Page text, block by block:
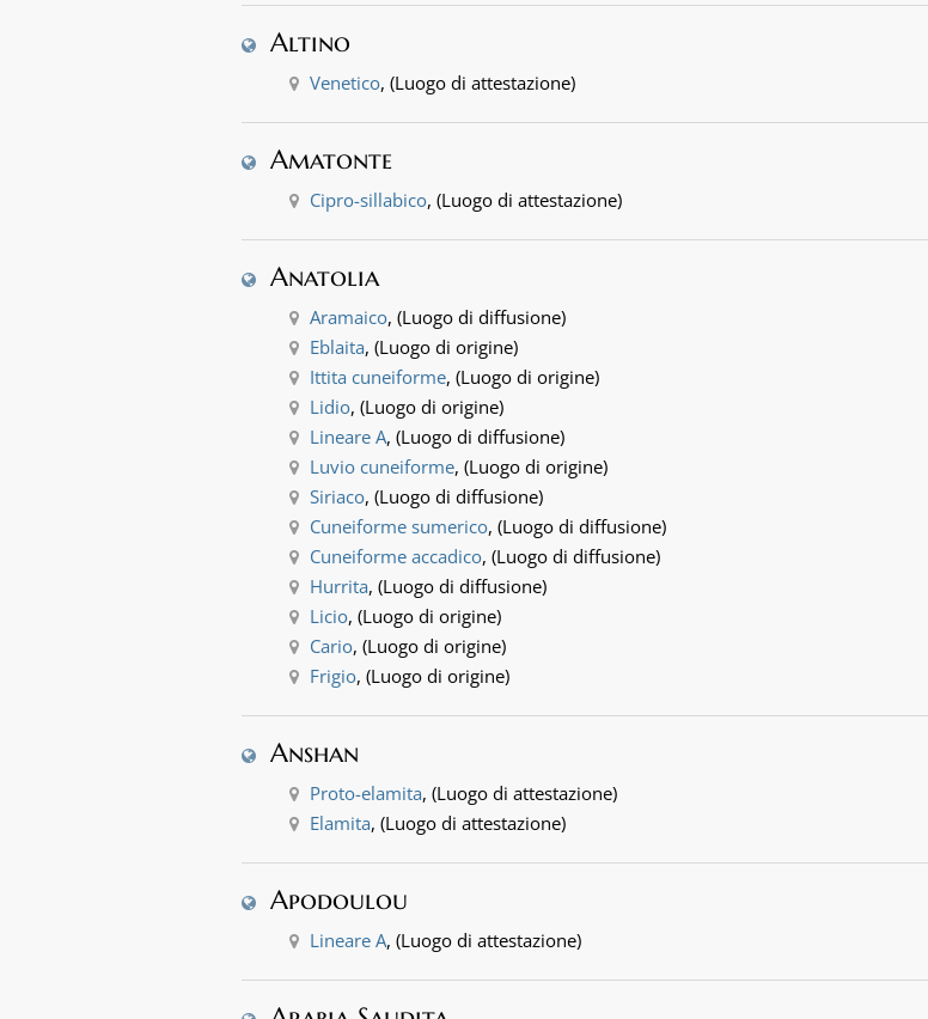
Altino
Venetico, (Luogo di attestazione)
Amatonte
Cipro-sillabico, (Luogo di attestazione)
Anatolia
Aramaico, (Luogo di diffusione)
Eblaita, (Luogo di origine)
Ittita cuneiforme, (Luogo di origine)
Lidio, (Luogo di origine)
Lineare A, (Luogo di diffusione)
Luvio cuneiforme, (Luogo di origine)
Siriaco, (Luogo di diffusione)
Cuneiforme sumerico, (Luogo di diffusione)
Cuneiforme accadico, (Luogo di diffusione)
Hurrita, (Luogo di diffusione)
Licio, (Luogo di origine)
Cario, (Luogo di origine)
Frigio, (Luogo di origine)
Anshan
Proto-elamita, (Luogo di attestazione)
Elamita, (Luogo di attestazione)
Apodoulou
Lineare A, (Luogo di attestazione)